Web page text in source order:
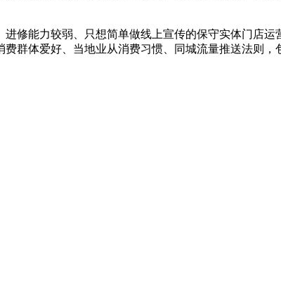
能力较弱、只想简单做线上宣传的保守实体门店运
群体爱好、当地业从消费习惯、同城流量推送法则，